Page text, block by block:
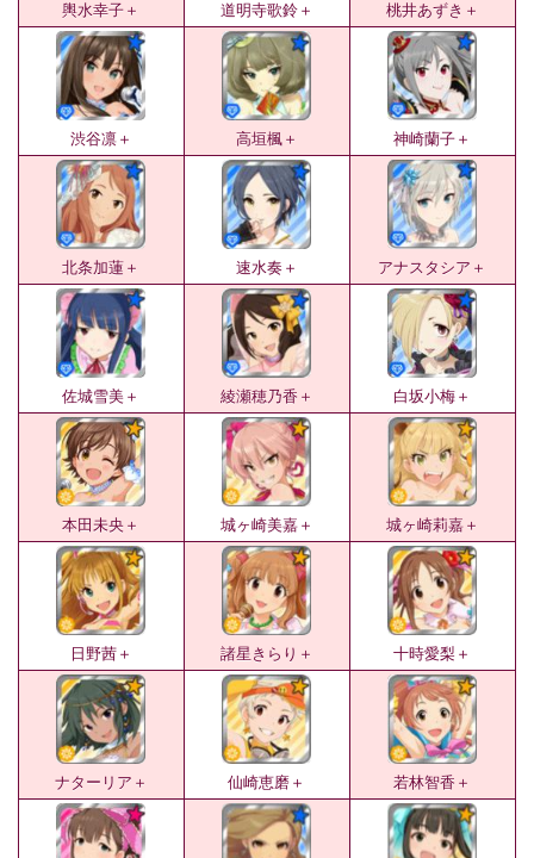
輿水幸子＋ 道明寺歌鈴＋ 桃井あずき＋
渋谷凛＋ 高垣楓＋ 神崎蘭子＋
北条加蓮＋ 速水奏＋ アナスタシア＋
佐城雪美＋ 綾瀬穂乃香＋ 白坂小梅＋
本田未央＋ 城ヶ崎美嘉＋ 城ヶ崎莉嘉＋
日野茜＋ 諸星きらり＋ 十時愛梨＋
ナターリア＋ 仙崎恵磨＋ 若林智香＋